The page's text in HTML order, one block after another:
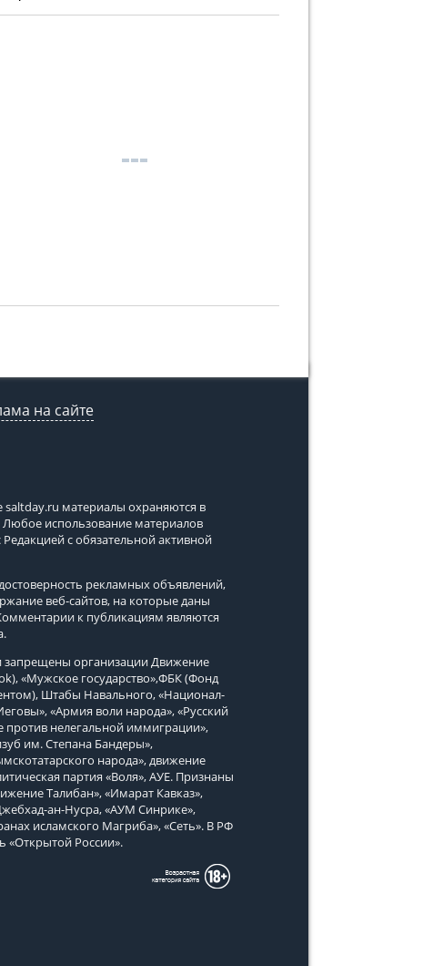
на сайте
saltday.ru материалы охраняются в
Любое использование материалов
с обязательной активной
рекламных объявлений,
веб-сайтов, на которые даны
к публикациям являются
запрещены организации Движение
«Мужское государство»,ФБК (Фонд
Штабы Навального, «Национал-
«Армия воли народа», «Русский
нелегальной иммиграции»,
им. Степана Бандеры»,
народа», движение
партия «Воля», АУЕ. Признаны
Талибан», «Имарат Кавказ»,
ан-Нусра, «АУМ Синрике»,
исламского Магриба», «Сеть». В РФ
«Открытой России».